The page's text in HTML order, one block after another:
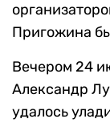
Пригожина
Вечером 24
Александр
удалось